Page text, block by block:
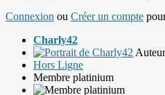
Connexion ou Créer un compte
Charly42
Hors Ligne
Membre platinium